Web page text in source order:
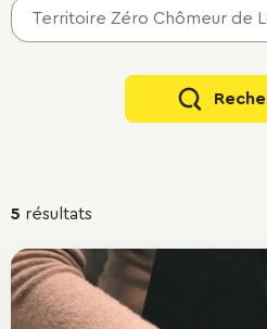
Résultats
de
la
recherche
5 résultats